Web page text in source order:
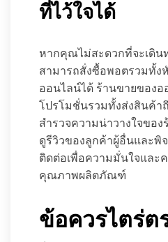
ที่ไว้ใจได้
หากคุณไม่สะดวกที่จะเดิ
สามารถสั่งซื้อพอตรวมทั้ง
ออนไลน์ได้ ร้านขายของ
โปรโมชั่นรวมทั้งส่งสินค้า
สำรวจความน่าวางใจขอ
ดูรีวิวของลูกค้าผู้อื่นและพิ
ติดต่อเพื่อความมั่นใจและ
คุณภาพผลิตภัณฑ์
ข้อควรไตร่ต